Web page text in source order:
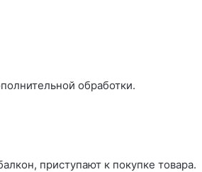
обработки.
приступают к покупке товара.